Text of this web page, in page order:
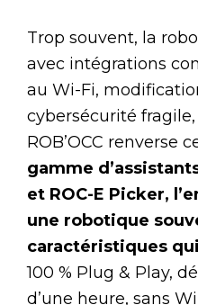
Trop souvent, la
avec intégrations
au Wi-Fi,
cybersécurité
ROB’OCC renverse
gamme
et ROC-E Picker,
une robotique
caractéristiques
100 % Plug & Play,
d’une heure, sans